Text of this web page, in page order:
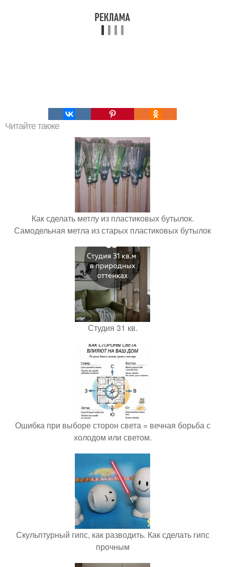
Читайте также
Как сделать метлу из пластиковых бутылок.
Самодельная метла из старых пластиковых бутылок
Студия 31 кв.
Ошибка при выборе сторон света = вечная борьба с
холодом или светом.
Скульптурный гипс, как разводить. Как сделать гипс
прочным